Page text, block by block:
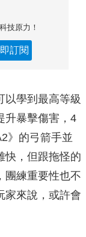
技原力！
訂閱
以學到最高等級
升暴擊傷害，4
》的弓箭手並
快，但跟拖怪的
團練重要性也不
家來說，或許會